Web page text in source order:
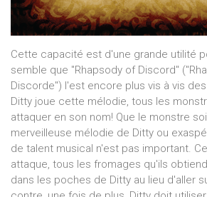
Cette capacité est d'une grande utilité
semble que "Rhapsody of Discord"
Discorde") l'est encore plus vis à vis
Ditty joue cette mélodie, tous les
attaquer en son nom! Que le monstre
merveilleuse mélodie de Ditty ou
de talent musical n'est pas important.
attaque, tous les fromages qu'ils
dans les poches de Ditty au lieu d'aller